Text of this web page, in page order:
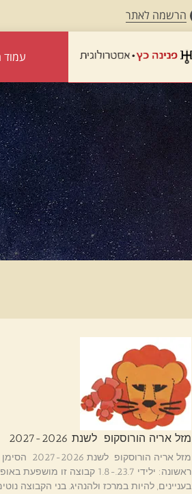
הרשמה לאתר
עמוד
מזל אריה הורוסקופ לשנת 2027-2026
ראשונה: ילידי 23.7.-1.8
בעניינים, להיות במרכז ולהנהיג. בני הקבוצה